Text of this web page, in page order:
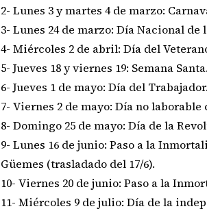
2- Lunes 3 y martes 4 de marzo:
3- Lunes 24 de marzo: Día Nacional
4- Miércoles 2 de abril: Día del
5- Jueves 18 y viernes 19: Semana Santa.
6- Jueves 1 de mayo: Día del Trabajador.
7- Viernes 2 de mayo: Día no
8- Domingo 25 de mayo: Día de la
9- Lunes 16 de junio: Paso a la
Güemes (trasladado del 17/6).
10- Viernes 20 de junio: Paso a la
11- Miércoles 9 de julio: Día de la